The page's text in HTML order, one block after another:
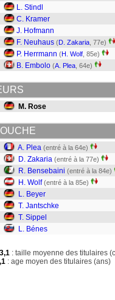
L. Stindl
C. Kramer
J. Hofmann
F. Neuhaus (D. Zakaria , 77e)
P. Herrmann (H. Wolf , 85e)
B. Embolo (A. Plea , 64e)
M. Rose
A. Plea (entré à la 64e)
D. Zakaria (entré à la 77e)
R. Bensebaini (entré à la 84e)
H. Wolf (entré à la 85e)
L. Beyer
T. Jantschke
T. Sippel
L. Bénes
: taille moyenne des titulaires
: age moyen des titulaires (ans)